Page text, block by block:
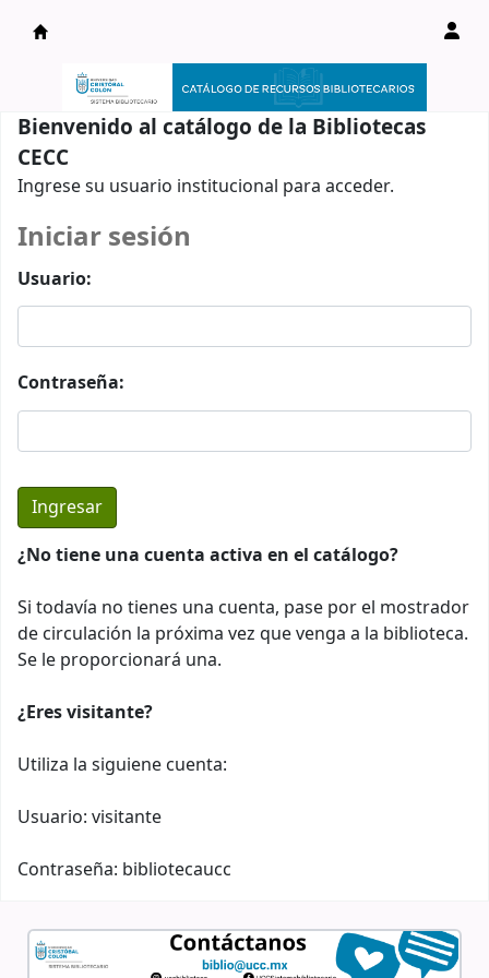
Catálogo en línea
Bienvenido al catálogo de la Bibliotecas
CECC
Ingrese su usuario institucional para acceder.
Iniciar sesión
Usuario:
Contraseña:
¿No tiene una cuenta activa en el catálogo?
Si todavía no tienes una cuenta, pase por el mostrador
de circulación la próxima vez que venga a la biblioteca.
Se le proporcionará una.
¿Eres visitante?
Utiliza la siguiene cuenta:
Usuario: visitante
Contraseña: bibliotecaucc